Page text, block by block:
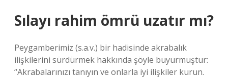
Sılayı rahim ömrü uzatır mı?
Peygamberimiz (s.a.v.) bir hadisinde akrabalık
ilişkilerini sürdürmek hakkında şöyle buyurmuştur:
“Akrabalarınızı tanıyın ve onlarla iyi ilişkiler kurun.